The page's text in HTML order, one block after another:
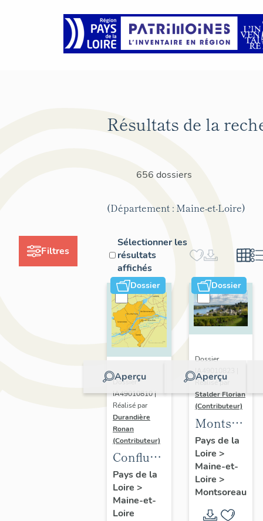
Filtres
Résultats de la
656 dossiers
(Département : Maine-et-Loire)
Sélectionner les
résultats
affichés
Dossier
Aperçu
Dossier
IA49010810 |
Réalisé par
Durandière
Ronan
(Contributeur)
Confluence
Maine-
Loire :
présentation
Pays de la
Loire >
Maine-et-
Loire
Dossier
Aperçu
Dossier
IA49010823 |
Réalisé par
Stalder Florian
(Contributeur)
Montsoreau
:
de la
commune
Pays de la
Loire >
Maine-et-
Loire >
Montsoreau